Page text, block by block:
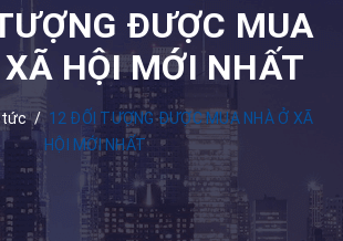
ĐƯỢC MUA
HỘI MỚI NHẤT
tức / 12 ĐỐI TƯỢNG ĐƯỢC MUA NHÀ Ở XÃ
HỘI MỚI NHẤT